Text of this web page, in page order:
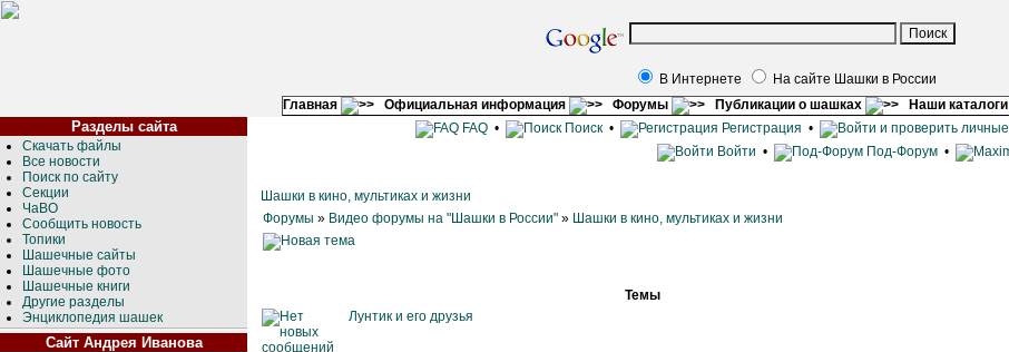
В Интернете
На сайте Шашки в России
Главная
Официальная информация Форумы Публикации о шашках Наши каталоги
Разделы сайта
Скачать файлы
Все новости
Поиск по сайту
Секции
ЧаВО
Сообщить новость
Топики
Шашечные сайты
Шашечные фото
Шашечные книги
Другие разделы
Энциклопедия шашек
Сайт Андрея Иванова
FAQ• Поиск• Регистрация •
Войти • Под-Форум •
Шашки в кино, мультиках и жизни
Форумы » Видео форумы на "Шашки в России" » Шашки в кино, мультиках и жизни
Темы
Лунтик и его друзья